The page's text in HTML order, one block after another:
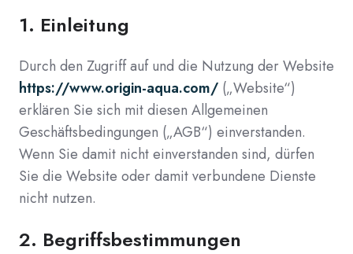
1. Einleitung
Durch den Zugriff auf und die Nutzung der Website
https://www.origin-aqua.com/ („Website“)
erklären Sie sich mit diesen Allgemeinen
Geschäftsbedingungen („AGB“) einverstanden.
Wenn Sie damit nicht einverstanden sind, dürfen
Sie die Website oder damit verbundene Dienste
nicht nutzen.
2. Begriffsbestimmungen